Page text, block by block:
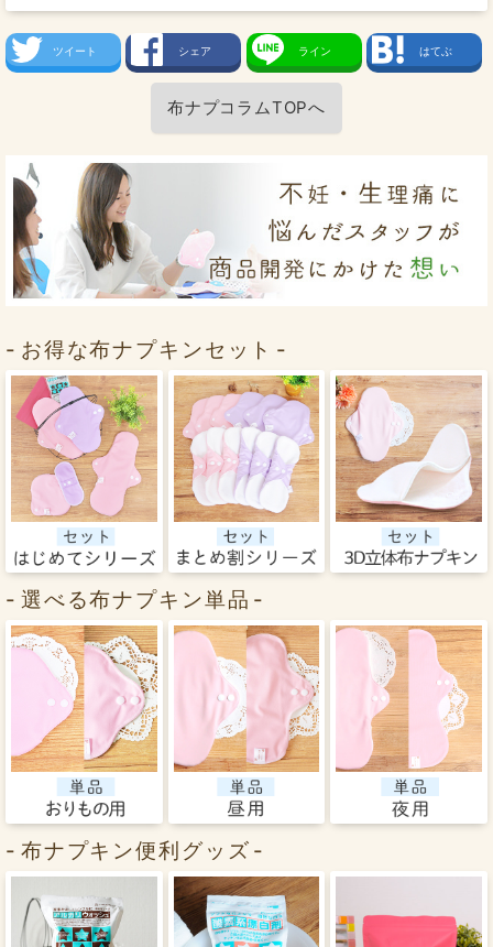
ツイート シェア ライン はてぶ
布ナプコラムTOPへ
お得な布ナプキンセット
選べる布ナプキン単品
布ナプキン便利グッズ